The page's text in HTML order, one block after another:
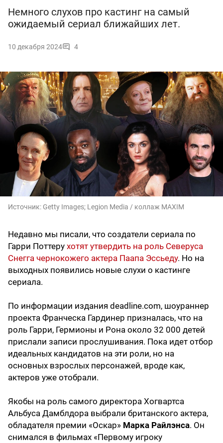
Немного слухов про кастинг на самый
ожидаемый сериал ближайших лет.
10 декабря 2024 4
Источник: Getty Images; Legion Media / коллаж MAXIM
Недавно мы писали, что создатели сериала по
Гарри Поттеру хотят утвердить на роль Северуса
Снегга чернокожего актера Паапа Эссьеду. Но на
выходных появились новые слухи о кастинге
сериала.
По информации издания deadline.com, шоураннер
проекта Франческа Гардинер призналась, что на
роль Гарри, Гермионы и Рона около 32 000 детей
прислали записи прослушивания. Пока идет отбор
идеальных кандидатов на эти роли, но на
основных взрослых персонажей, вроде как,
актеров уже отобрали.
Якобы на роль самого директора Хогвартса
Альбуса Дамблдора выбрали британского актера,
обладателя премии «Оскар» Марка Райлэнса. Он
снимался в фильмах «Первому игроку